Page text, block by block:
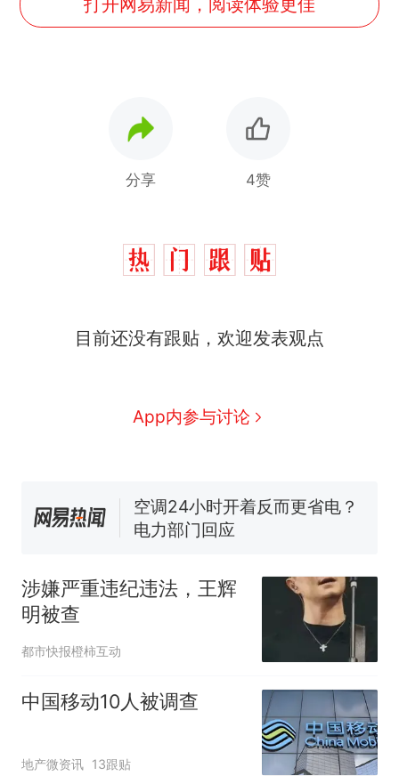
分享 4赞
目前还没有跟贴，欢迎发表观点
App内参与讨论
全部作废，公平么？
国大使骑行绕了几乎整个国境
线一圈，还曾两次到中国寻根
搬家报价570元，搬到楼下交
空调24小时开着反而更省电？
电力部门回应
大风力14级
热
十多万人报名的考试，成绩
涉嫌严重违纪违法，王辉
明被查
都市快报橙柿互动
中国移动10人被调查
地产微资讯 13跟贴